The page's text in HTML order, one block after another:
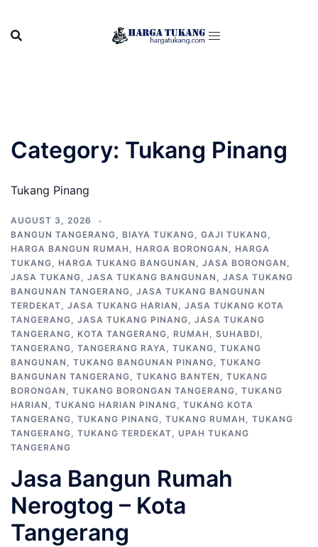
content
Category: Tukang Pinang
Tukang Pinang
AUGUST 3, 2026
BANGUN TANGERANG, BIAYA TUKANG, GAJI TUKANG,
HARGA BANGUN RUMAH , HARGA BORONGAN , HARGA
TUKANG, HARGA TUKANG BANGUNAN , JASA BORONGAN ,
JASA TUKANG, JASA TUKANG BANGUNAN , JASA TUKANG
BANGUNAN TANGERANG, JASA TUKANG BANGUNAN
TERDEKAT, JASA TUKANG HARIAN , JASA TUKANG KOTA
TANGERANG, JASA TUKANG PINANG, JASA TUKANG
TANGERANG, KOTA TANGERANG, RUMAH , SUHABDI,
TANGERANG, TANGERANG RAYA, TUKANG, TUKANG
BANGUNAN , TUKANG BANGUNAN PINANG, TUKANG
BANGUNAN TANGERANG, TUKANG BANTEN , TUKANG
BORONGAN , TUKANG BORONGAN TANGERANG, TUKANG
HARIAN , TUKANG HARIAN PINANG, TUKANG KOTA
TANGERANG, TUKANG PINANG, TUKANG RUMAH , TUKANG
TANGERANG, TUKANG TERDEKAT, UPAH TUKANG
TANGERANG
Jasa Bangun Rumah
Nerogtog – Kota
Tangerang